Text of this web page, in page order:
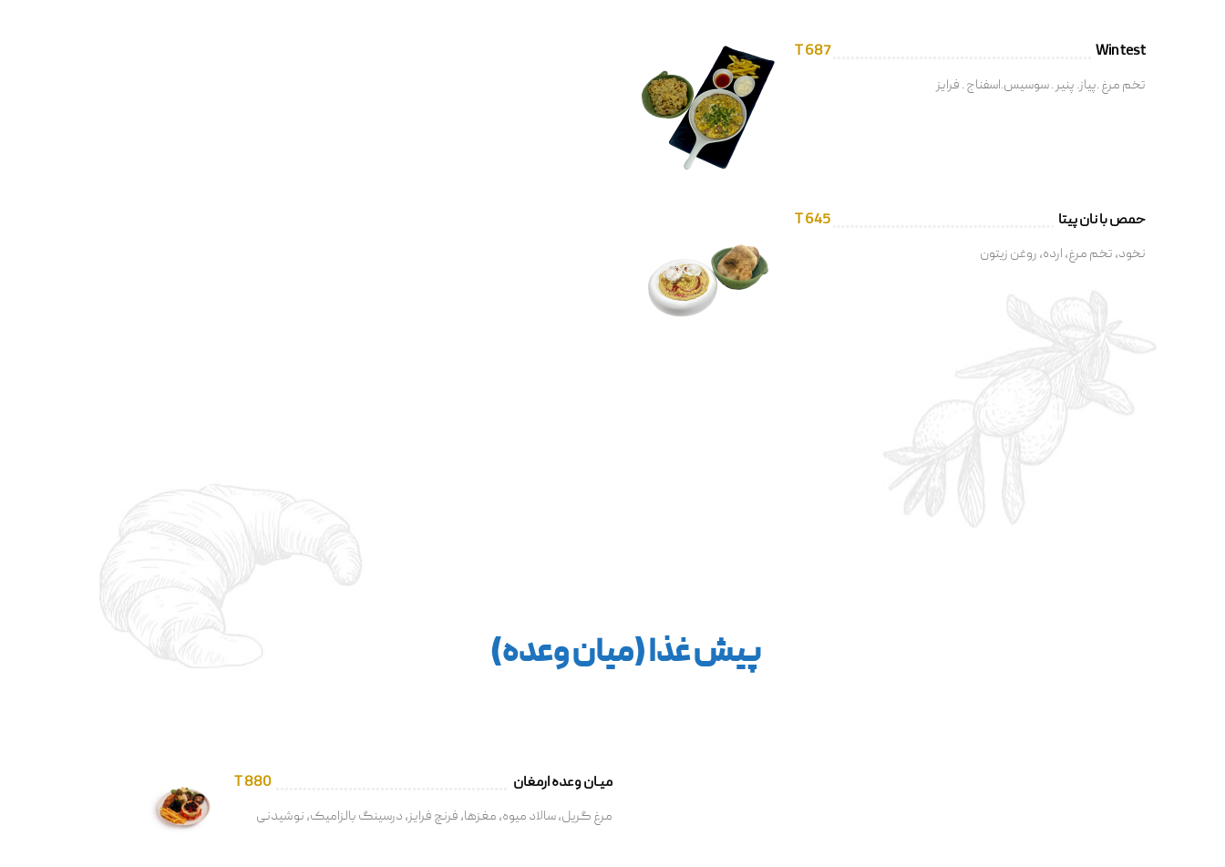
Win test
T 687
تخم مرغ .پیاز. پنیر . سوسیس.اسفناج . فرایز
حمص با نان پیتا
T 645
نخود، تخم مرغ، ارده، روغن زیتون
پیش غذا (میان وعده)
میـان وعده ارمغان
T 880
مرغ گریل، سالاد میوه، مغزها، فرنچ فرایز، درسینگ بالزامیک، نوشیدنی